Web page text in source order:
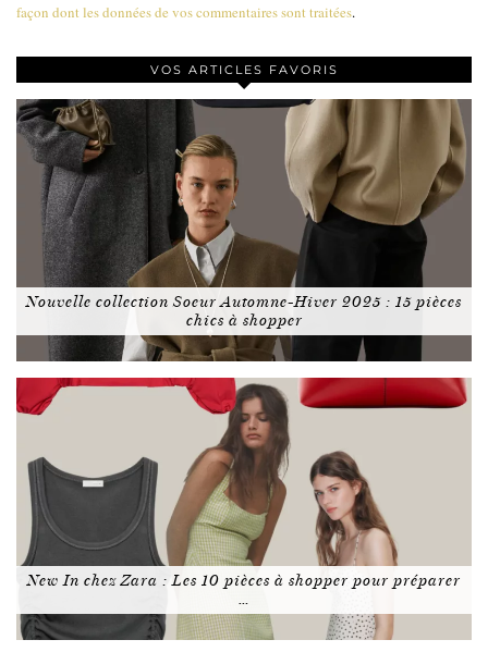
façon dont les données de vos commentaires sont traitées.
VOS ARTICLES FAVORIS
Nouvelle collection Soeur Automne-Hiver 2025 : 15 pièces
chics à shopper
New In chez Zara : Les 10 pièces à shopper pour préparer
…